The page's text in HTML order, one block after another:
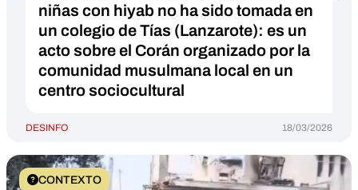
niñas con hiyab no ha sido tomada en
un colegio de Tías (Lanzarote): es un
acto sobre el Corán organizado por la
comunidad musulmana local en un
centro sociocultural
DESINFO 18/03/2026
CONTEXTO